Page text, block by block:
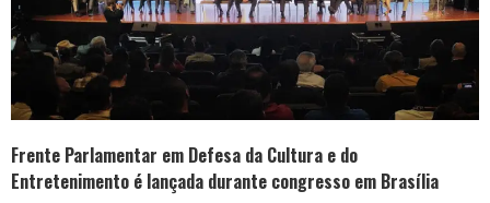
Frente Parlamentar em Defesa da Cultura e do
Entretenimento é lançada durante congresso em Brasília